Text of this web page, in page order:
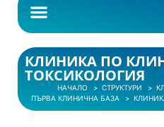
КЛИНИКА ПО
ТОКСИКОЛОГИЯ
НАЧАЛО СТРУКТУРИ
ПЪРВА КЛИНИЧНА БАЗА